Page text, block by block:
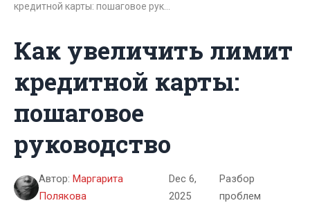
кредитной карты: пошаговое рук…
Как увеличить лимит
кредитной карты:
пошаговое
руководство
Автор: Маргарита
Полякова
Dec 6,
2025
Разбор
проблем